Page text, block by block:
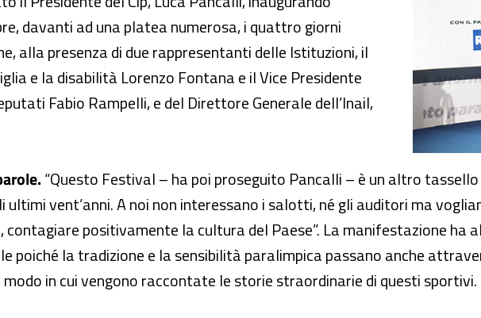
davanti ad una platea numerosa, i quattro giorni
alla presenza di due rappresentanti delle Istituzioni, il
e la disabilità Lorenzo Fontana e il Vice Presidente
Fabio Rampelli, e del Direttore Generale dell’Inail,
“Questo Festival – ha poi proseguito Pancalli – è un altro
vent’anni. A noi non interessano i salotti, né gli auditori ma
positivamente la cultura del Paese”. La manifestazione ha
poiché la tradizione e la sensibilità paralimpica passano anche
in cui vengono raccontate le storie straordinarie di questi sportivi.